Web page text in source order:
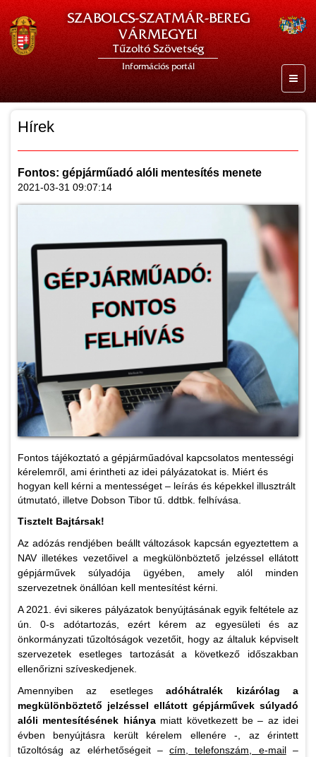
SZABOLCS-SZATMÁR-BEREG
VÁRMEGYEI
Tűzoltó Szövetség
Információs portál
Hírek
Fontos: gépjárműadó alóli mentesítés menete
2021-03-31 09:07:14
Fontos tájékoztató a gépjárműadóval kapcsolatos mentességi
kérelemről, ami érintheti az idei pályázatokat is. Miért és
hogyan kell kérni a mentességet – leírás és képekkel illusztrált
útmutató, illetve Dobson Tibor tű. ddtbk. felhívása.
Tisztelt Bajtársak!
Az adózás rendjében beállt változások kapcsán egyeztettem a
NAV illetékes vezetőivel a megkülönböztető jelzéssel ellátott
gépjárművek súlyadója ügyében, amely alól minden
szervezetnek önállóan kell mentesítést kérni.
A 2021. évi sikeres pályázatok benyújtásának egyik feltétele az
ún. 0-s adótartozás, ezért kérem az egyesületi és az
önkormányzati tűzoltóságok vezetőit, hogy az általuk képviselt
szervezetek esetleges tartozását a következő időszakban
ellenőrizni szíveskedjenek.
Amennyiben az esetlegesadóhátralék kizárólag a
megkülönböztető jelzéssel ellátott gépjárművek súlyadó
alóli mentesítésének hiányamiatt következett be – az idei
évben benyújtásra került kérelem ellenére -, az érintett
tűzoltóság az elérhetőségeit –cím, telefonszám, e-mail–